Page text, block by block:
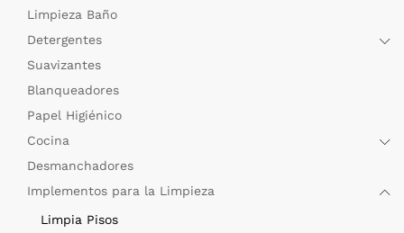
Limpieza Baño
Detergentes
Suavizantes
Blanqueadores
Papel Higiénico
Cocina
Desmanchadores
Implementos para la Limpieza
Limpia Pisos